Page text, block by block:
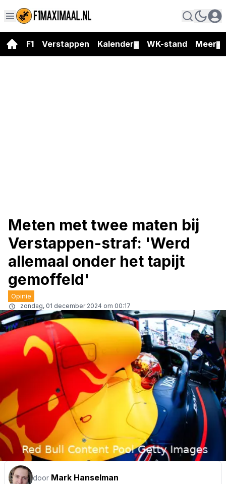
F1 Verstappen Kalender WK-stand Meer
Meten met twee maten bij
Verstappen-straf: 'Werd
allemaal onder het tapijt
gemoffeld'
Opinie
zondag, 01 december 2024 om 00:17
door Mark Hanselman